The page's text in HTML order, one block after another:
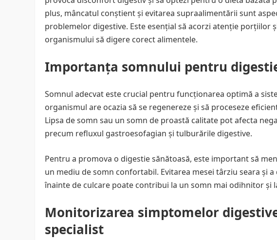
plus, mâncatul conștient și evitarea supraalimentării sunt
problemelor digestive. Este esențial să acorzi atenție porțiilor
organismului să digere corect alimentele.
Importanța somnului pentru
Somnul adecvat este crucial pentru funcționarea optimă a
organismul are ocazia să se regenereze și să proceseze
Lipsa de somn sau un somn de proastă calitate pot afecta
precum refluxul gastroesofagian și tulburările digestive.
Pentru a promova o digestie sănătoasă, este important să
un mediu de somn confortabil. Evitarea mesei târziu seara și
înainte de culcare poate contribui la un somn mai odihnitor și
Monitorizarea simptomelor
specialist